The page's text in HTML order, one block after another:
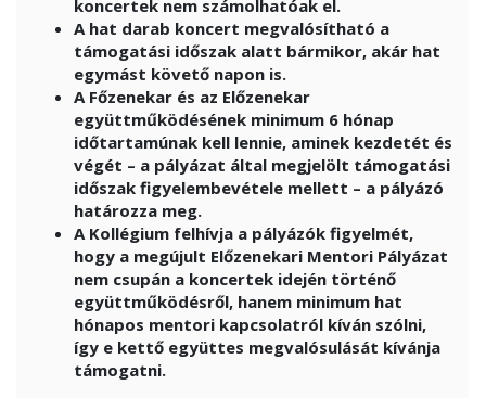
koncertek nem számolhatóak el.
A hat darab koncert megvalósítható a
támogatási időszak alatt bármikor, akár hat
egymást követő napon is.
A Főzenekar és az Előzenekar
együttműködésének minimum 6 hónap
időtartamúnak kell lennie, aminek kezdetét és
végét – a pályázat által megjelölt támogatási
időszak figyelembevétele mellett – a pályázó
határozza meg.
A Kollégium felhívja a pályázók figyelmét,
hogy a megújult Előzenekari Mentori Pályázat
nem csupán a koncertek idején történő
együttműködésről, hanem minimum hat
hónapos mentori kapcsolatról kíván szólni,
így e kettő együttes megvalósulását kívánja
támogatni.